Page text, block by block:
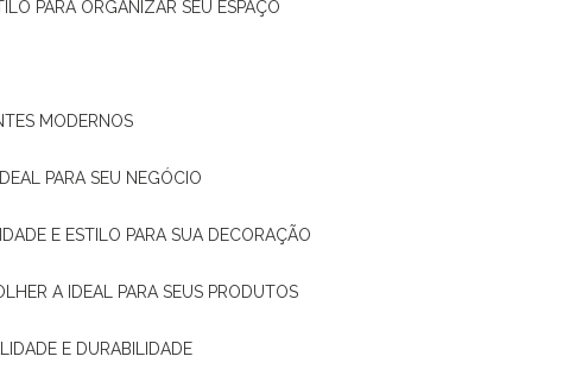
PARA ORGANIZAR SEU ESPAÇO
MODERNOS
PARA SEU NEGÓCIO
E ESTILO PARA SUA DECORAÇÃO
A IDEAL PARA SEUS PRODUTOS
E DURABILIDADE